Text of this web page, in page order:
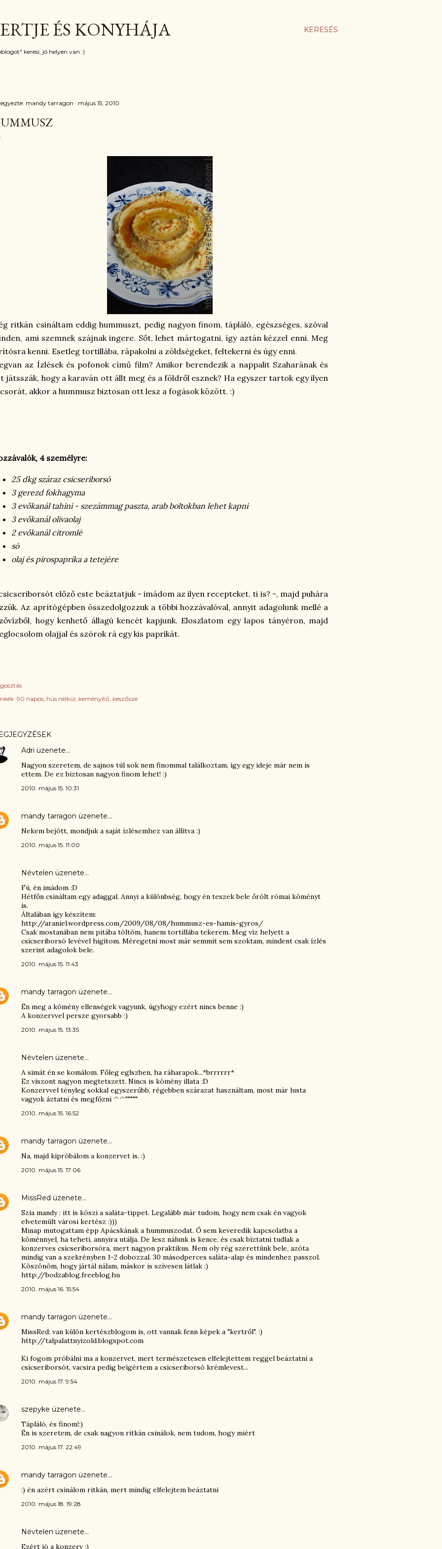
KERESÉS
ÉS KONYHÁJA
keresi, jó helyen van :)
mandy tarragon május 15, 2010
ritkán csináltam eddig hummuszt, pedig nagyon finom, tápláló, egészséges, szóval
ami szemnek szájnak ingere. Sőt, lehet mártogatni, így aztán kézzel enni. Meg
kenni. Esetleg tortillába, rápakolni a zöldségeket, feltekerni és úgy enni.
az Ízlések és pofonok című film? Amikor berendezik a nappalit Szaharának és
játsszák, hogy a karaván ott állt meg és a földről esznek? Ha egyszer tartok egy ilyen
akkor a hummusz biztosan ott lesz a fogások között. :)
4 személyre:
25 dkg száraz csicseriborsó
3 gerezd fokhagyma
3 evőkanál tahini - szezámmag paszta, arab boltokban lehet kapni
3 evőkanál olívaolaj
2 evőkanál citromlé
só
olaj és pirospaprika a tetejére
előző este beáztatjuk - imádom az ilyen recepteket, ti is? -, majd puhára
Az aprítógépben összedolgozzuk a többi hozzávalóval, annyit adagolunk mellé a
hogy kenhető állagú kencét kapjunk. Eloszlatom egy lapos tányéron, majd
olajjal és szórok rá egy kis paprikát.
90 napos hús nélkül keményítő keszősze
Adri üzenete…
Nagyon szeretem, de sajnos túl sok nem finommal találkoztam, így egy ideje már nem is
ettem. De ez biztosan nagyon finom lehet! :)
2010. május 15. 10:31
mandy tarragon üzenete…
Nekem bejött, mondjuk a saját ízlésemhez van állítva :)
2010. május 15. 11:00
Névtelen üzenete…
Fú, én imádom :D
Hétfőn csináltam egy adaggal. Annyi a különbség, hogy én teszek bele őrölt római köményt
is.
Általában így készítem:
http://araniel.wordpress.com/2009/08/08/hummusz-es-hamis-gyros/
Csak mostanában nem pitába töltöm, hanem tortillába tekerem. Meg víz helyett a
csicseriborsó levével higítom. Méregetni most már semmit sem szoktam, mindent csak ízlés
szerint adagolok bele.
2010. május 15. 11:43
mandy tarragon üzenete…
Én meg a kömény ellenségek vagyunk, úgyhogy ezért nincs benne :)
A konzervvel persze gyorsabb :)
2010. május 15. 13:35
Névtelen üzenete…
A simát én se komálom. Főleg eglszben, ha ráharapok...*brrrrrr*
Ez viszont nagyon megtetszett. Nincs is kömény illata :D
Konzervvel tényleg sokkal egyszerűbb, régebben szárazat használtam, most már lusta
vagyok áztatni és megfőzni ^^"""""
2010. május 15. 16:52
mandy tarragon üzenete…
Na, majd kipróbálom a konzervet is. :)
2010. május 15. 17:06
MissRed üzenete…
Szia mandy : itt is köszi a saláta-tippet. Legalább már tudom, hogy nem csak én vagyok
elvetemült városi kertész :)))
Minap mutogattam épp Apácskának a hummuszodat. Ő sem keveredik kapcsolatba a
köménnyel, ha teheti, annyira utálja. De lesz nálunk is kence, és csak bíztatni tudlak a
konzerves csicseriborsóra, mert nagyon praktikus. Nem oly rég szerettünk bele, azóta
mindig van a szekrényben 1-2 dobozzal. 30 másodperces saláta-alap és mindenhez passzol.
Köszönöm, hogy jártál nálam, máskor is szívesen látlak :)
http://bodzablog.freeblog.hu
2010. május 16. 15:54
mandy tarragon üzenete…
MissRed: van külön kertészblogom is, ott vannak fenn képek a "kertről". :)
http://talpalattnyizold.blogspot.com
Ki fogom próbálni ma a konzervet, mert természetesen elfelejtettem reggel beáztatni a
csicseriborsót, vacsira pedig beígértem a csicseriborsó krémlevest...
2010. május 17. 9:54
szepyke üzenete…
Tápláló, és finom!:)
Én is szeretem, de csak nagyon ritkán csinálok, nem tudom, hogy miért
2010. május 17. 22:49
mandy tarragon üzenete…
:) én azért csinálom ritkán, mert mindig elfelejtem beáztatni
2010. május 18. 19:28
Névtelen üzenete…
Ezért jó a konzerv :)